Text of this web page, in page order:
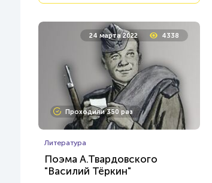
24 марта 2022 4338
Проходили 350 раз
Литература
Поэма А.Твардовского
"Василий Тёркин"